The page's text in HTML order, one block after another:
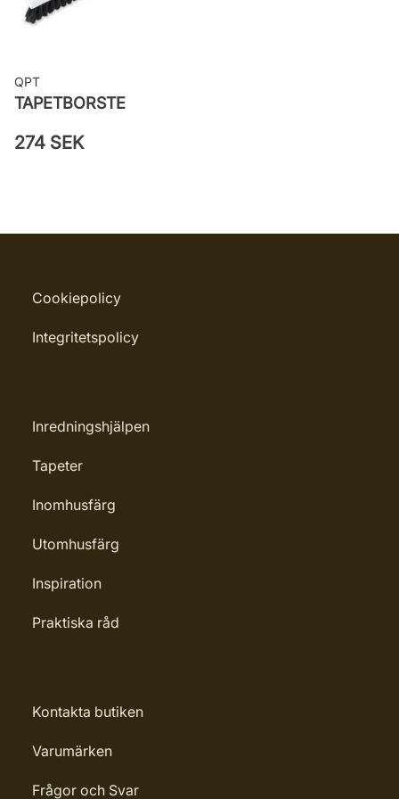
QPT
TAPETBORSTE
274 SEK
Cookiepolicy
Integritetspolicy
Inredningshjälpen
Tapeter
Inomhusfärg
Utomhusfärg
Inspiration
Praktiska råd
Kontakta butiken
Varumärken
Frågor och Svar